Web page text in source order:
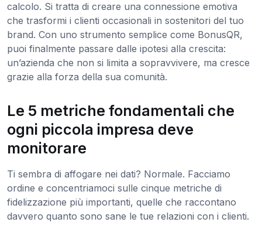
calcolo. Si tratta di creare una connessione emotiva
che trasformi i clienti occasionali in sostenitori del tuo
brand. Con uno strumento semplice come BonusQR,
puoi finalmente passare dalle ipotesi alla crescita:
un’azienda che non si limita a sopravvivere, ma cresce
grazie alla forza della sua comunità.
Le 5 metriche fondamentali che
ogni piccola impresa deve
monitorare
Ti sembra di affogare nei dati? Normale. Facciamo
ordine e concentriamoci sulle cinque metriche di
fidelizzazione più importanti, quelle che raccontano
davvero quanto sono sane le tue relazioni con i clienti.